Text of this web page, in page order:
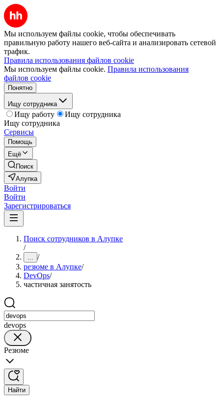
Мы используем файлы cookie, чтобы обеспечивать
правильную работу нашего веб-сайта и анализировать сетевой
трафик.
Правила использования файлов cookie
Мы используем файлы cookie. Правила использования
файлов cookie
Понятно
Ищу сотрудника
Ищу работу
Ищу сотрудника
Ищу сотрудника
Сервисы
Помощь
Ещё
Поиск
Алупка
Войти
Войти
Зарегистрироваться
Поиск сотрудников в Алупке
/
... /
резюме в Алупке/
DevOps/
частичная занятость
devops
Резюме
Найти